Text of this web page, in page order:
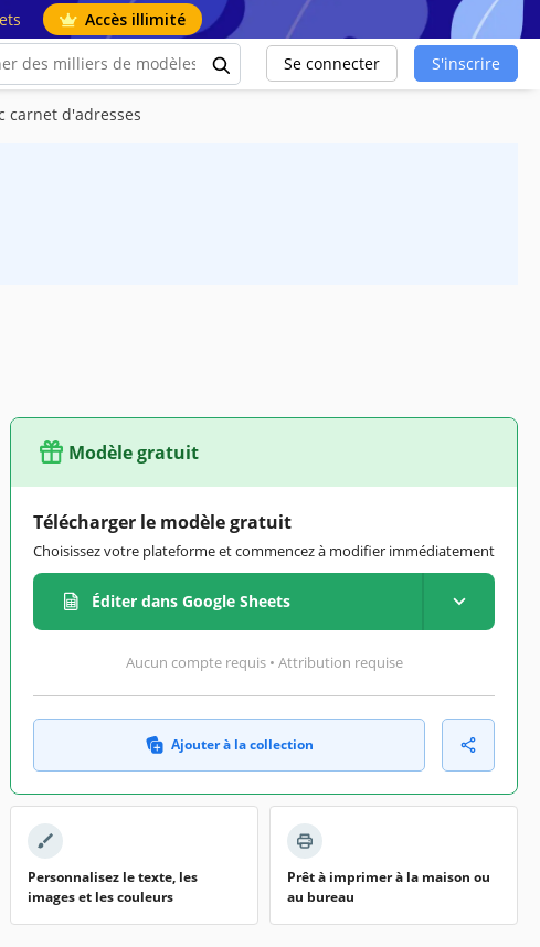
Accès illimité
Se connecter S'inscrire
carnet d'adresses
Modèle gratuit
Télécharger le modèle gratuit
Choisissez votre plateforme et commencez à modifier immédiatement
Éditer dans Google Sheets
Aucun compte requis • Attribution requise
Ajouter à la collection
Personnalisez le texte, les
images et les couleurs
Prêt à imprimer à la maison ou
au bureau